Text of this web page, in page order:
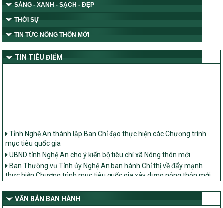
SÁNG - XANH - SẠCH - ĐẸP
THỜI SỰ
TIN TỨC NÔNG THÔN MỚI
TIN TIÊU ĐIỂM
mục tiêu quốc gia
UBND tỉnh Nghệ An cho ý kiến bộ tiêu chí xã Nông thôn mới
Ban Thường vụ Tỉnh ủy Nghệ An ban hành Chỉ thị về đẩy mạnh
thực hiện Chương trình mục tiêu quốc gia xây dựng nông thôn mới,
giảm nghèo bền vững và phát triển kinh tế – xã hội vùng đồng bào
dân tộc thiểu số và miền núi giai đoạn 2026 – 2030 trên địa bàn tỉnh
Nghệ An
Bộ Dân tộc và Tôn giáo làm việc với UBND tỉnh về tình hình thực
VĂN BẢN BAN HÀNH